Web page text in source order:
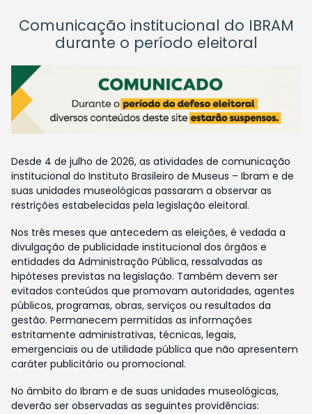
Comunicação institucional do IBRAM
durante o período eleitoral
Desde 4 de julho de 2026, as atividades de comunicação
institucional do Instituto Brasileiro de Museus – Ibram e de
suas unidades museológicas passaram a observar as
restrições estabelecidas pela legislação eleitoral.
Nos três meses que antecedem as eleições, é vedada a
divulgação de publicidade institucional dos órgãos e
entidades da Administração Pública, ressalvadas as
hipóteses previstas na legislação. Também devem ser
evitados conteúdos que promovam autoridades, agentes
públicos, programas, obras, serviços ou resultados da
gestão. Permanecem permitidas as informações
estritamente administrativas, técnicas, legais,
emergenciais ou de utilidade pública que não apresentem
caráter publicitário ou promocional.
No âmbito do Ibram e de suas unidades museológicas,
deverão ser observadas as seguintes providências: